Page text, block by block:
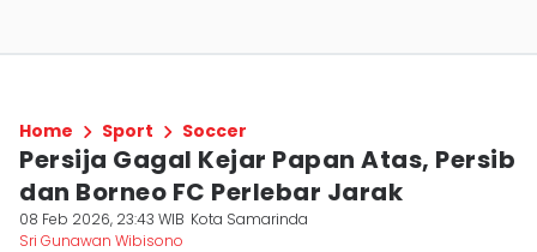
Home Sport Soccer
Persija Gagal Kejar Papan Atas, Persib
dan Borneo FC Perlebar Jarak
08 Feb 2026, 23:43 WIB Kota Samarinda
Sri Gunawan Wibisono